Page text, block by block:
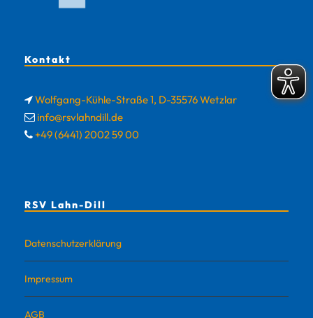
Kontakt
Wolfgang-Kühle-Straße 1, D-35576 Wetzlar
info@rsvlahndill.de
+49 (6441) 2002 59 00
RSV Lahn-Dill
Datenschutzerklärung
Impressum
AGB